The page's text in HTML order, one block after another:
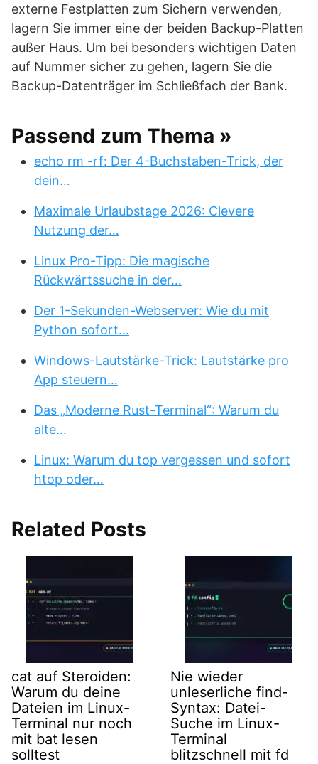
externe Festplatten zum Sichern verwenden,
lagern Sie immer eine der beiden Backup-Platten
außer Haus. Um bei besonders wichtigen Daten
auf Nummer sicher zu gehen, lagern Sie die
Backup-Datenträger im Schließfach der Bank.
Passend zum Thema »
echo rm -rf: Der 4-Buchstaben-Trick, der
dein…
Maximale Urlaubstage 2026: Clevere
Nutzung der…
Linux Pro-Tipp: Die magische
Rückwärtssuche in der…
Der 1-Sekunden-Webserver: Wie du mit
Python sofort…
Windows-Lautstärke-Trick: Lautstärke pro
App steuern…
Das „Moderne Rust-Terminal“: Warum du
alte…
Linux: Warum du top vergessen und sofort
htop oder…
Related Posts
cat auf Steroiden:
Warum du deine
Dateien im Linux-
Terminal nur noch
mit bat lesen
solltest
Nie wieder
unleserliche find-
Syntax: Datei-
Suche im Linux-
Terminal
blitzschnell mit fd